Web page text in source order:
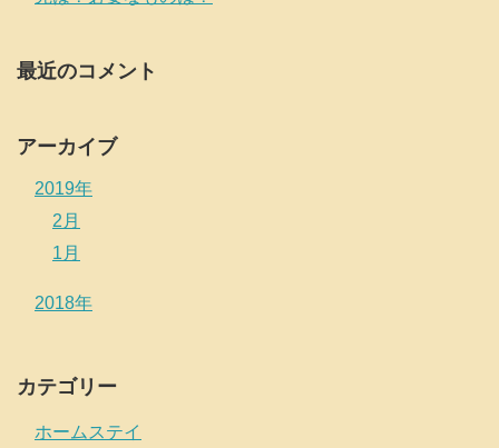
最近のコメント
アーカイブ
2019年
2月
1月
2018年
カテゴリー
ホームステイ